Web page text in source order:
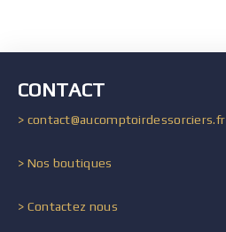
CONTACT
> contact@aucomptoirdessorciers.fr
> Nos boutiques
> Contactez nous